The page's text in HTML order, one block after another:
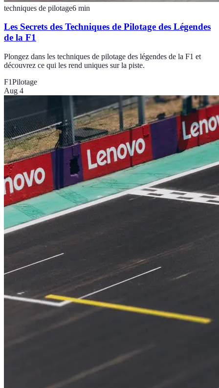
techniques de pilotage6 min
Les Secrets des Techniques de Pilotage des Légendes
de la F1
Plongez dans les techniques de pilotage des légendes de la F1 et
découvrez ce qui les rend uniques sur la piste.
F1Pilotage
Aug 4